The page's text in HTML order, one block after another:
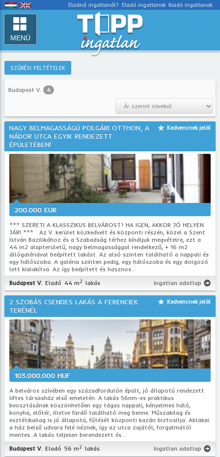
MENÜ
Eladná ingatlanát? Eladó ingatlanok Kiadó ingatlanok
SZŰRÉSI FELTÉTELEK
Budapest V. 4
Kedvencnek jelöl
NAGY BELMAGASSÁGÚ POLGÁRI OTTHON, A
NÁDOR UTCA EGYIK RENDEZETT
ÉPÜLETÉBEN!
200.000 EUR
*** SZERETI A KLASSZIKUS BELVÁROST? HA IGEN, AKKOR JÓ HELYEN
JÁR! *** Az V. kerület közkedvelt és központi részén, közel a Szent
István Bazilikához és a Szabadság térhez kínáljuk megvételre, ezt a
44 m2 alapterületű, nagy belmagassággal rendelkező, + 16 m2
állógalériával beépített lakást. Az alsó szinten található a nappali és
egy hálószoba. A galéria szinten pedig, egy hálószoba és egy dolgozó
lett kialakítva. Az így beépített és hasznos...
Budapest V. Eladó 44 m2 lakás Ingatlan adatlap
Kedvencnek jelöl
2 SZOBÁS CSENDES LAKÁS A FERENCIEK
TERÉNÉL
103.000.000 HUF
A belváros szívében egy századfordulón épült, jó állapotú rendezett
liftes társasház első emeletén. A lakás 56nm-es praktikus
beosztásának köszönhetően egy tágas nappali, kényelmes háló,
konyha, előtér, illetve fürdő található meg benne. Műszakilag és
esztétikailag is jó állapotú, fűtését központi kazán biztosítja. Ablakai
a ház belső udvara felé néznek, így az utca zajától, forgalmától
mentes. A lakás teljesen berendezett és...
Budapest V. Eladó 56 m2 lakás Ingatlan adatlap